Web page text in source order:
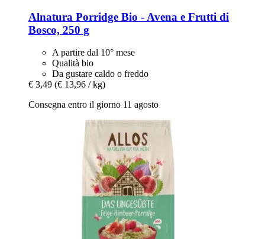
Alnatura Porridge Bio -​ Avena e Frutti di
Bosco, 250 g
A partire dal 10° mese
Qualità bio
Da gustare caldo o freddo
€ 3,49 (€ 13,96 / kg)
Consegna entro il giorno 11 agosto